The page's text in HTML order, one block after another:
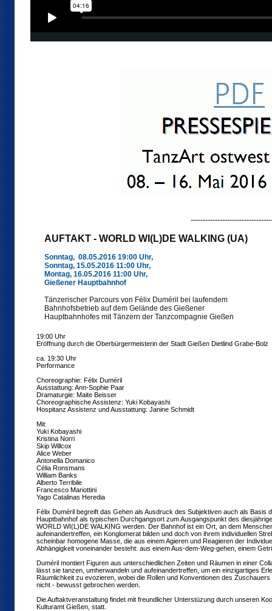
AUFTAKT - WORLD WI(L)DE WALKING (UA)
Sonntag, 08.05.2016 19:00 Uhr,
Sonntag, 15.05.2016 11:00 Uhr,
Montag, 16.05.2016 11:00 Uhr,
Gießener Hauptbahnhof
Tänzerischer Parcours von Félix Duméril bei laufendem
Bahnhofsbetrieb auf dem Gelände des Gießener
Hauptbahnhofes mit Tänzern der Tanzcompagnie Gießen
19:00 Uhr
Eröffnung durch die Oberbürgermeisterin der Stadt Gießen Dietlind Grabe-Bolz
ca. 19:30 Uhr
Performance
Choreographie: Félix Duméril
Ausstattung: Ann-Sophie Paar
Dramaturgie: Maite Beisser
Choreographische Assistenz: Yuki Kobayashi
Hospitanz Assistenz und Ausstattung: Janine Schmidt
Mit:
Yuki Kobayashi
Kristina Norri
Skip Willcox
Alice Weber
Antonella Domanico
Célia Ronsmans
William Banks
Alberto Terribile
Francesco Mariottini
Yago Catalinas Heredia
Félix Duméril begreift das Gehen als Ausdruck des Subjektiven auch als Basis
Hauptbahnhof als typischen Durchgangsort zum Ausgangspunkt des
WORLD WI(L)DE WALKING werden. Der Bahnhof ist ein Ort, an dem
aufeinandertreffen, ein Konglomerat bilden und doch von ihrem individuellen
scheinbar homogene Masse, die aus einem Agieren und Reagieren der
Abhängigkeit voneinander besteht: aus einem Aus-dem-Weg-gehen, einem
Duméril montiert Figuren aus unterschiedlichen Zeiten und Räumen in einer
lässt sie tanzen, umherwandeln und aufeinandertreffen, um ein einzigartiges
Räumlichkeit zu evozieren, wobei die Rollen und Konventionen des
nicht - bewusst gebrochen werden.
Die Auftaktveranstaltung findet mit freundlicher Unterstüzung durch unseren
Kulturamt Gießen, statt.